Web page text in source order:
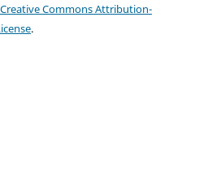
Creative Commons Attribution-
.